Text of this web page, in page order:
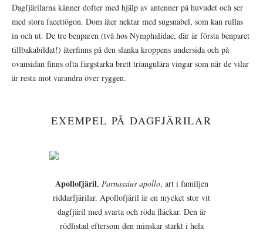
Dagfjärilarna känner dofter med hjälp av antenner på huvudet och ser
med stora facettögon. Dom äter nektar med sugsnabel, som kan rullas
in och ut. De tre benparen (två hos Nymphalidae, där är första benparet
tillbakabildat!) återfinns på den slanka kroppens undersida och på
ovansidan finns ofta färgstarka brett triangulära vingar som när de vilar
är resta mot varandra över ryggen.
EXEMPEL PÅ DAGFJÄRILAR
Apollofjäril, Parnassius apollo, art i familjen
riddarfjärilar. Apollofjäril är en mycket stor vit
dagfjäril med svarta och röda fläckar. Den är
rödlistad eftersom den minskar starkt i hela